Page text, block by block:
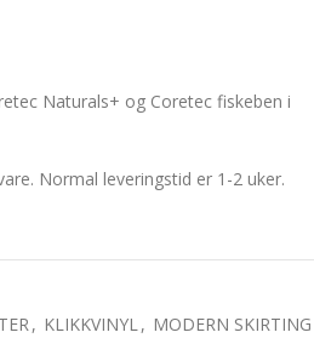
Naturals+ og Coretec fiskeben i
Normal leveringstid er 1-2 uker.
, KLIKKVINYL, MODERN SKIRTING